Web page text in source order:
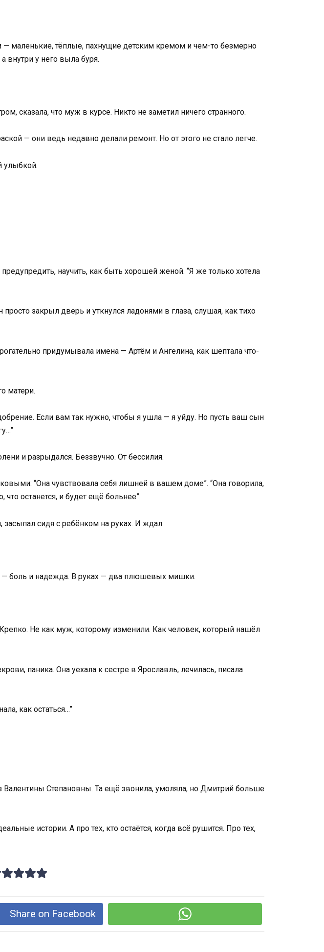
маленькие, тёплые, пахнущие детским кремом и чем-то безмерно
внутри у него выла буря.
сказала, что муж в курсе. Никто не заметил ничего странного.
— они ведь недавно делали ремонт. Но от этого не стало легче.
улыбкой.
научить, как быть хорошей женой. “Я же только хотела
закрыл дверь и уткнулся ладонями в глаза, слушая, как тихо
придумывала имена — Артём и Ангелина, как шептала что-
матери.
Если вам так нужно, чтобы я ушла — я уйду. Но пусть ваш сын
и разрыдался. Беззвучно. От бессилия.
“Она чувствовала себя лишней в вашем доме”. “Она говорила,
что останется, и будет ещё больнее”.
сидя с ребёнком на руках. И ждал.
— боль и надежда. В руках — два плюшевых мишки.
Не как муж, которому изменили. Как человек, который нашёл
паника. Она уехала к сестре в Ярославль, лечилась, писала
как остаться…”
Степановны. Та ещё звонила, умоляла, но Дмитрий больше
истории. А про тех, кто остаётся, когда всё рушится. Про тех,
Share on Facebook